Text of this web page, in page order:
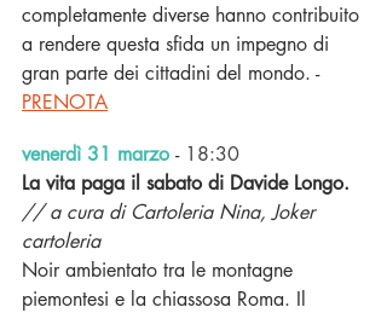
completamente diverse hanno contribuito
a rendere questa sfida un impegno di
gran parte dei cittadini del mondo. -
PRENOTA
venerdì 31 marzo - 18:30
La vita paga il sabato di Davide Longo.
// a cura di Cartoleria Nina, Joker
cartoleria
Noir ambientato tra le montagne
piemontesi e la chiassosa Roma. Il